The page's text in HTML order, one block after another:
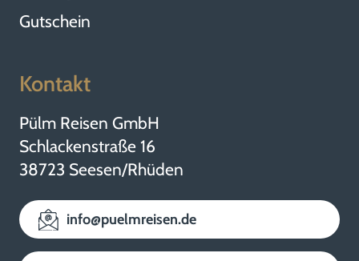
Gutschein
Kontakt
Pülm Reisen GmbH
Schlackenstraße 16
38723 Seesen/Rhüden
info@puelmreisen.de